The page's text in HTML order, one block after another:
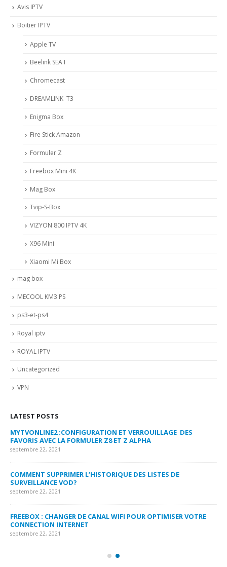
Avis IPTV
Boitier IPTV
Apple TV
Beelink SEA I
Chromecast
DREAMLINK T3
Enigma Box
Fire Stick Amazon
Formuler Z
Freebox Mini 4K
Mag Box
Tvip-S-Box
VIZYON 800 IPTV 4K
X96 Mini
Xiaomi Mi Box
mag box
MECOOL KM3 PS
ps3-et-ps4
Royal iptv
ROYAL IPTV
Uncategorized
VPN
LATEST POSTS
MYTVONLINE2 :CONFIGURATION ET VERROUILLAGE DES
FAVORIS AVEC LA FORMULER Z8 ET Z ALPHA
septembre 22, 2021
COMMENT SUPPRIMER L’HISTORIQUE DES LISTES DE
SURVEILLANCE VOD?
septembre 22, 2021
FREEBOX : CHANGER DE CANAL WIFI POUR OPTIMISER VOTRE
CONNECTION INTERNET
septembre 22, 2021